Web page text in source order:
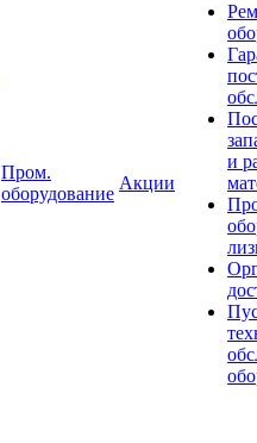
Пром.
оборудование
Акции
и